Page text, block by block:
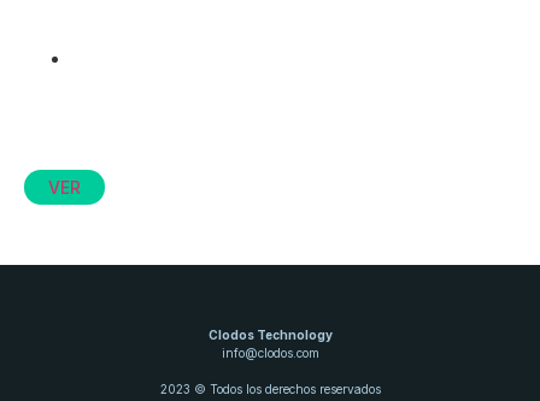
VER
Clodos Technology
info@clodos.com
2023 © Todos los derechos reservados